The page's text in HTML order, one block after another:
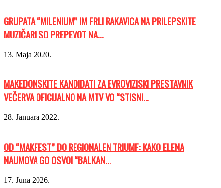
GRUPATA “MILENIUM” IM FRLI RAKAVICA NA PRILEPSKITE
MUZIČARI SO PREPEVOT NA...
13. Maja 2020.
MAKEDONSKITE KANDIDATI ZA EVROVIZISKI PRESTAVNIK
VEČERVA OFICIJALNO NA MTV VO “STISNI...
28. Januara 2022.
OD “MAKFEST” DO REGIONALEN TRIUMF: KAKO ELENA
NAUMOVA GO OSVOI “BALKAN...
17. Juna 2026.